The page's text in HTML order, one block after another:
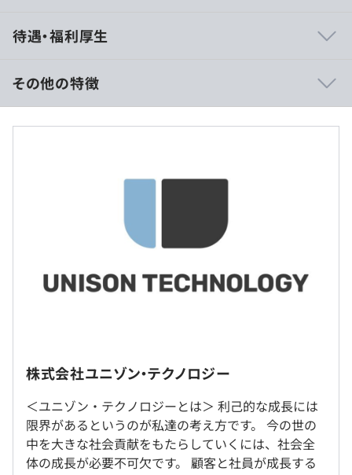
ランス・独立支援など、IT人材の価値向上に向けたサービ
支援実績は1万人を超え、創業以来毎年黒字経営で安定成
長を続けています。
当然、自社のエンジニアに向けた働きやすい環境づくりも
【IT業界に強い専任担当者が並走】
トしていきます。
■専任担当者
エンジニア個々の希望に基づき、定期面談を行いながら一
緒にプロジェクトを決定していきます。
※希望を最優先するため、転居を伴う転勤はありません。
※配属先がない地域でも、要望があれば開拓していく予定
です。
※フルリモート、出社・リモート併用のハイブリッド案件
も多数。
待遇・福利厚生
月給35万円～100万円＋賞与（7月・12月）＋残業手当
100%支給
想定年収 は年収提示額を保証するものではありません）
休憩時間：休憩60分
その他の特徴
株式会社ユニゾン・テクノロジー
＜ユニゾン・テクノロジーとは＞ 利己的な成長には
限界があるというのが私達の考え方です。 今の世の
中を大きな社会貢献をもたらしていくには、社会全
体の成長が必要不可欠です。 顧客と社員が成長する